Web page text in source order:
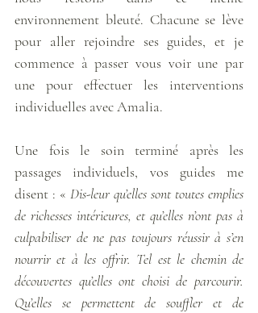
environnement bleuté. Chacune se lève
pour aller rejoindre ses guides, et je
commence à passer vous voir une par
une pour effectuer les interventions
individuelles avec Amalia.
Une fois le soin terminé après les
passages individuels, vos guides me
disent : « Dis-leur qu’elles sont toutes emplies
de richesses intérieures, et qu’elles n’ont pas à
culpabiliser de ne pas toujours réussir à s’en
nourrir et à les offrir. Tel est le chemin de
découvertes qu’elles ont choisi de parcourir.
Qu’elles se permettent de souffler et de